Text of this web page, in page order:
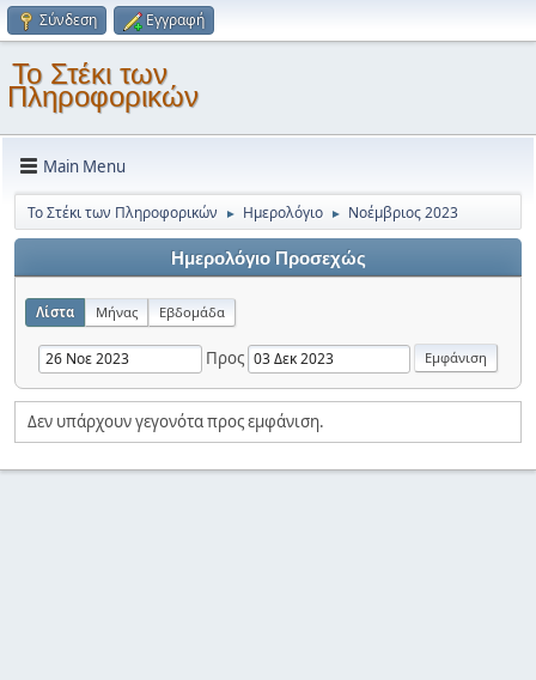
Σύνδεση Εγγραφή
Το Στέκι των
Πληροφορικών
Main Menu
Το Στέκι των Πληροφορικών ► Ημερολόγιο ► Νοέμβριος 2023
Ημερολόγιο Προσεχώς
Λίστα Μήνας Εβδομάδα
Προς
Δεν υπάρχουν γεγονότα προς εμφάνιση.